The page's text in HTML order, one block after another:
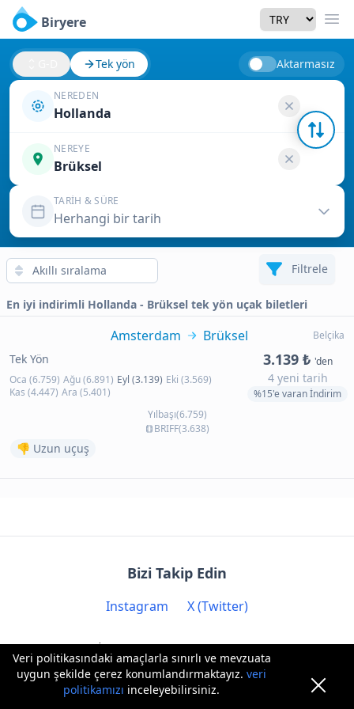
Veri politikasındaki amaçlarla sınırlı ve mevzuata
uygun şekilde çerez konumlandırmaktayız.veri
politikamızı inceleyebilirsiniz.
Biryere Currency
Tek yön Aktarmasız
NEREDEN
Hollanda
NEREYE
Brüksel
TARIH & SÜRE
Herhangi bir tarih
Filtrele
En iyi indirimli Hollanda - Brüksel tek yön uçak biletleri
Belçika
Amsterdam Brüksel
Tek Yön
Oca (6.759) Ağu (6.891) Eyl (3.139) Eki (3.569)
Kas (4.447) Ara (5.401)
3.139 ₺ 'den
4 yeni tarih
%15'e varan İndirim
Yılbaşı(6.759)
BRIFF(3.638)
👎 Uzun uçuş
Bizi Takip Edin
Instagram X (Twitter)
İletişim: contact@biryere.com